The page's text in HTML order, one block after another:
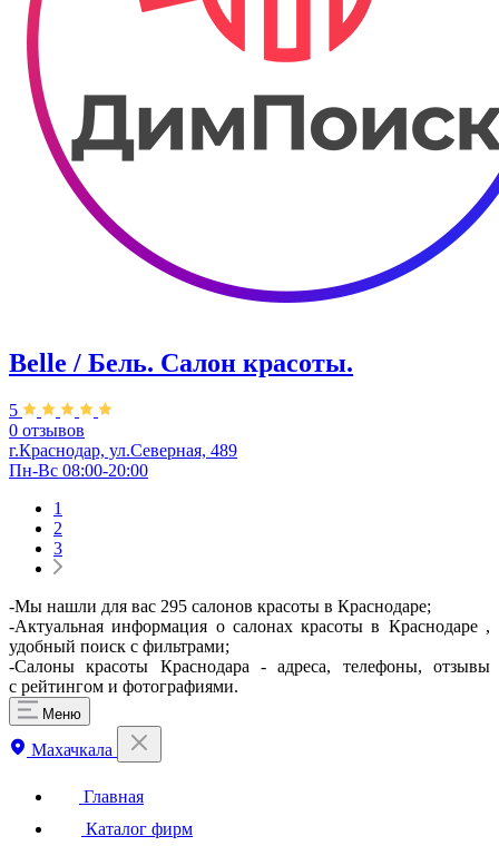
Belle / Бель. Салон красоты.
5
0 отзывов
г.Краснодар, ул.Северная, 489
Пн-Вс 08:00-20:00
1
2
3
-Мы нашли для вас 295 салонов красоты в Краснодаре;
-Актуальная информация о салонах красоты в Краснодаре ,
удобный поиск с фильтрами;
-Салоны красоты Краснодара - адреса, телефоны, отзывы
с рейтингом и фотографиями.
Меню
Махачкала
Главная
Каталог фирм